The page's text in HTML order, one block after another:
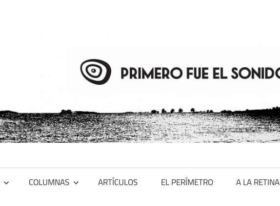
COLUMNAS ARTÍCULOS EL PERÍMETRO A LA RETINA